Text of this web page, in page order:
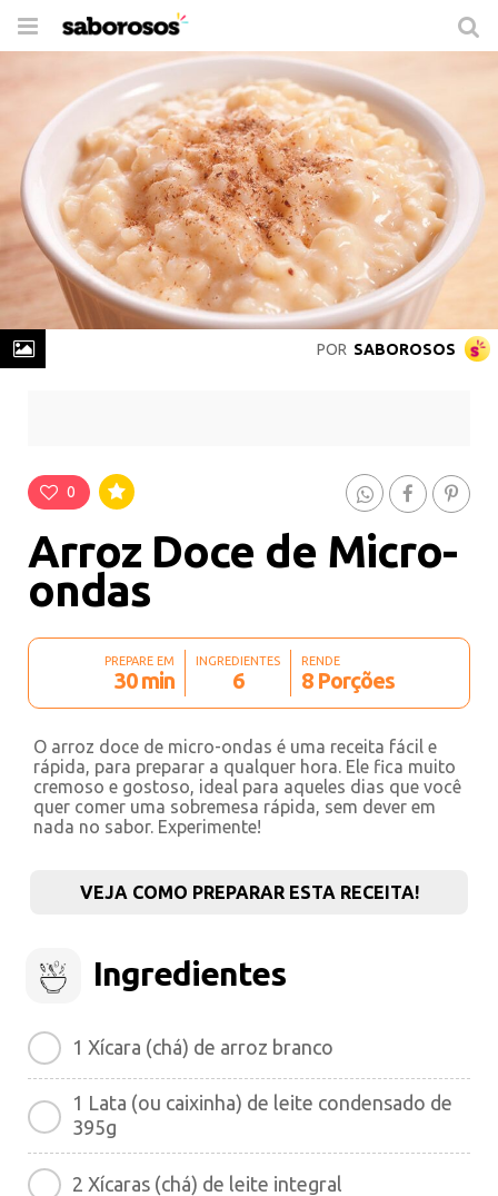
Trocar
POR SABOROSOS
0
Arroz Doce de Micro-
ondas
PREPARE EM
30 min
INGREDIENTES
6
RENDE
8 Porções
O arroz doce de micro-ondas é uma receita fácil e
rápida, para preparar a qualquer hora. Ele fica muito
cremoso e gostoso, ideal para aqueles dias que você
quer comer uma sobremesa rápida, sem dever em
nada no sabor. Experimente!
VEJA COMO PREPARAR ESTA RECEITA!
Ingredientes
1 Xícara (chá) de arroz branco
1 Lata (ou caixinha) de leite condensado de
395g
2 Xícaras (chá) de leite integral